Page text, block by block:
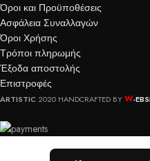
Όροι και Προϋποθέσεις
Ασφάλεια Συναλλαγών
Όροι Χρήσης
Τρόποι πληρωμής
Έξοδα αποστολής
Επιστροφές
ARTISTIC 2020 HANDCRAFTED BYW-